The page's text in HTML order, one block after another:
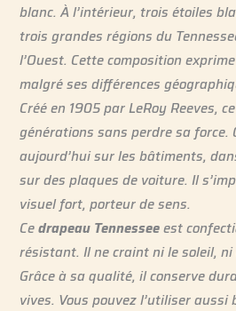
blanc. À l’intérieur, trois étoiles
trois grandes régions du
l’Ouest. Cette composition
malgré ses différences
Créé en 1905 par LeRoy Reeves,
générations sans perdre sa force.
aujourd’hui sur les bâtiments,
sur des plaques de voiture. Il
visuel fort, porteur de sens.
Cedrapeau Tennesseeest
résistant. Il ne craint ni le soleil, ni
Grâce à sa qualité, il conserve
vives. Vous pouvez l’utiliser aussi